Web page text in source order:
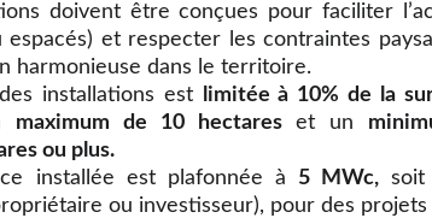
doivent être conçues pour faciliter
espacés) et respecter les contraintes
harmonieuse dans le territoire.
installations est limitée à 10% de la
maximum de 10 hectareset un
ou plus.
installée est plafonnée à 5 MWc, soit
ou investisseur), pour des